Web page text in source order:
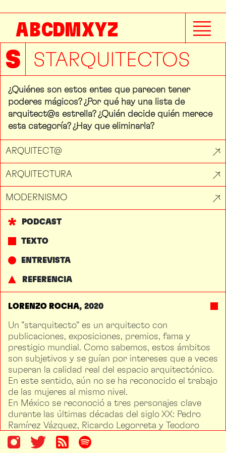
ABCDMXYZ
S STARQUITECTOS
¿Quiénes son estos entes que parecen tener
poderes mágicos? ¿Por qué hay una lista de
arquitect@s estrella? ¿Quién decide quién merece
esta categoría? ¿Hay que eliminarla?
PODCAST
TEXTO
ENTREVISTA
REFERENCIA
ARQUITECT@
ARQUITECTURA
MODERNISMO
LORENZO ROCHA 2020
Un "starquitecto" es un arquitecto con
publicaciones, exposiciones, premios, fama y
prestigio mundial. Como sabemos, estos ámbitos
son subjetivos y se guían por intereses que a veces
superan la calidad real del espacio arquitectónico.
En este sentido, aún no se ha reconocido el trabajo
de las mujeres al mismo nivel.
En México se reconoció a tres personajes clave
durante las últimas décadas del siglo XX: Pedro
Ramírez Vázquez, Ricardo Legorreta y Teodoro
González de León. Sin embargo, desde lo
geopolítico su condición periférica impidió que